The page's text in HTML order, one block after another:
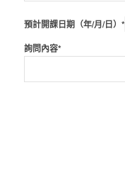
預計開課日期（年/月/日）*
詢問內容*